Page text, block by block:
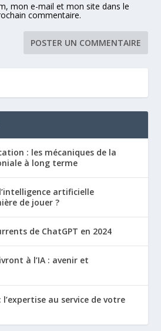
mon e-mail et mon site dans le
commentaire.
: les mécaniques de la
à long terme
artificielle
de jouer ?
de ChatGPT en 2024
à l’IA : avenir et
au service de votre